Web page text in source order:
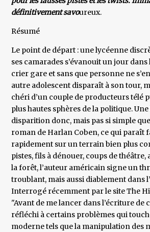
définitivement savoureux.
Résumé
Le point de départ : une lycéenne
ses camarades s’évanouit un jour
crier gare et sans que personne ne
autre adolescent disparaît à son tour,
chéri d’un couple de producteurs télé
plus hautes sphères de la politique.
disparition donc, mais pas si simple
roman de Harlan Coben, ce qui paraît
rapidement sur un terrain bien plus
pistes, fils à dénouer, coups de théâtre,
la forêt, l’auteur américain signe un
troublant, mais aussi diablement dans
Interrogé récemment par le site The
"Avant de me lancer dans l’écriture de
réfléchi à certains problèmes qui
moderne tels que la manipulation des